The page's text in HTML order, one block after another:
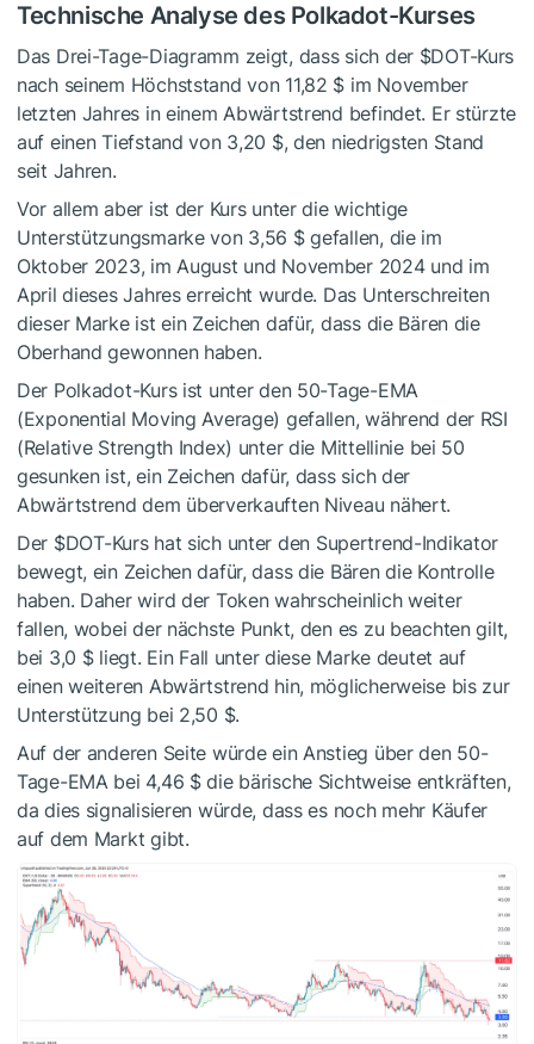
Technische Analyse des Polkadot-Kurses
Das Drei-Tage-Diagramm zeigt, dass sich der $DOT-Kurs
nach seinem Höchststand von 11,82 $ im November
letzten Jahres in einem Abwärtstrend befindet. Er stürzte
auf einen Tiefstand von 3,20 $, den niedrigsten Stand
seit Jahren.
Vor allem aber ist der Kurs unter die wichtige
Unterstützungsmarke von 3,56 $ gefallen, die im
Oktober 2023, im August und November 2024 und im
April dieses Jahres erreicht wurde. Das Unterschreiten
dieser Marke ist ein Zeichen dafür, dass die Bären die
Oberhand gewonnen haben.
Der Polkadot-Kurs ist unter den 50-Tage-EMA
(Exponential Moving Average) gefallen, während der RSI
(Relative Strength Index) unter die Mittellinie bei 50
gesunken ist, ein Zeichen dafür, dass sich der
Abwärtstrend dem überverkauften Niveau nähert.
Der $DOT-Kurs hat sich unter den Supertrend-Indikator
bewegt, ein Zeichen dafür, dass die Bären die Kontrolle
haben. Daher wird der Token wahrscheinlich weiter
fallen, wobei der nächste Punkt, den es zu beachten gilt,
bei 3,0 $ liegt. Ein Fall unter diese Marke deutet auf
einen weiteren Abwärtstrend hin, möglicherweise bis zur
Unterstützung bei 2,50 $.
Auf der anderen Seite würde ein Anstieg über den 50-
Tage-EMA bei 4,46 $ die bärische Sichtweise entkräften,
da dies signalisieren würde, dass es noch mehr Käufer
auf dem Markt gibt.